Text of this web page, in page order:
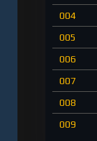
004
005
006
007
008
009